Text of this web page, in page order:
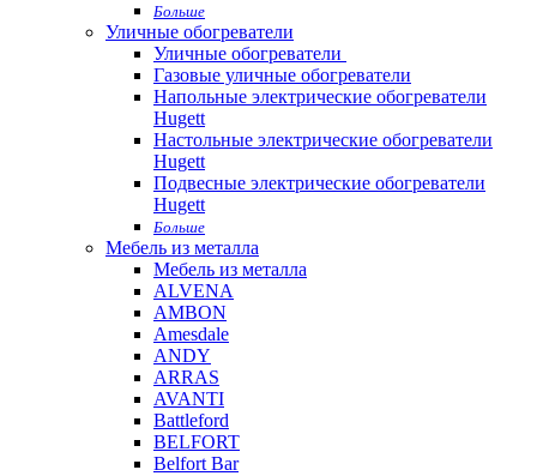
Больше
Уличные обогреватели
Уличные обогреватели
Газовые уличные обогреватели
Напольные электрические обогреватели
Hugett
Настольные электрические обогреватели
Hugett
Подвесные электрические обогреватели
Hugett
Больше
Мебель из металла
Мебель из металла
ALVENA
AMBON
Amesdale
ANDY
ARRAS
AVANTI
Battleford
BELFORT
Belfort Bar